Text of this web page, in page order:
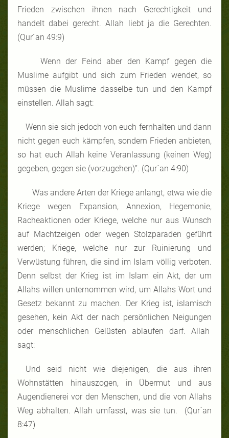
Frieden zwischen ihnen nach Gerechtigkeit und
handelt dabei gerecht. Allah liebt ja die Gerechten.
(Qur´an 49:9)
Wenn der Feind aber den Kampf gegen die
Muslime aufgibt und sich zum Frieden wendet, so
müssen die Muslime dasselbe tun und den Kampf
einstellen. Allah sagt:
Wenn sie sich jedoch von euch fernhalten und dann
nicht gegen euch kämpfen, sondern Frieden anbieten,
so hat euch Allah keine Veranlassung (keinen Weg)
gegeben, gegen sie (vorzugehen)”. (Qur´an 4:90)
Was andere Arten der Kriege anlangt, etwa wie die
Kriege wegen Expansion, Annexion, Hegemonie,
Racheaktionen oder Kriege, welche nur aus Wunsch
auf Machtzeigen oder wegen Stolzparaden geführt
werden; Kriege, welche nur zur Ruinierung und
Verwüstung führen, die sind im Islam völlig verboten.
Denn selbst der Krieg ist im Islam ein Akt, der um
Allahs willen unternommen wird, um Allahs Wort und
Gesetz bekannt zu machen. Der Krieg ist, islamisch
gesehen, kein Akt der nach persönlichen Neigungen
oder menschlichen Gelüsten ablaufen darf. Allah
sagt:
Und seid nicht wie diejenigen, die aus ihren
Wohnstätten hinauszogen, in Übermut und aus
Augendienerei vor den Menschen, und die von Allahs
Weg abhalten. Allah umfasst, was sie tun. (Qur´an
8:47)